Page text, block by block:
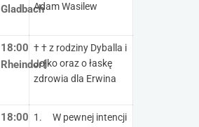
GladbachAdam Wasilew
18:00
Rheindorf
† † z rodziny Dyballa i
Jojko oraz o łaskę
zdrowia dla Erwina
18:00 1. W pewnej intencji